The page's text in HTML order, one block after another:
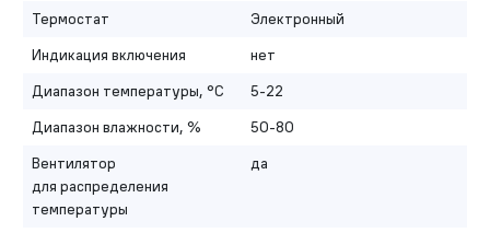
Термостат
Электронный
Индикация включения
нет
Диапазон температуры, °C
5-22
Диапазон влажности, %
50-80
Вентилятор
для распределения
температуры
да